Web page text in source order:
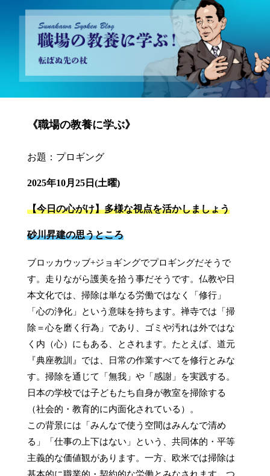
砂川昇建会長ブログ 職場の教養に学ぶ！～転ばぬ先の杖～
《職場の教養に学ぶ》
お題：プロギング
2025年10月25日(土曜)
【今日の心がけ】多様な視点を活かしましょう
砂川昇建の思うところ
ブロッカウッブ+ジョギングでプロギングだそうで
す。走りながら護美を拾う事だそうです。仏教や日
本文化では、掃除は単なる労働ではなく「修行」
「心の浄化」という意味を持ちます。禅寺では「掃
除＝心を磨く行為」であり、ゴミや汚れは外ではな
く内（心）にもある、とされます。たとえば、道元
『典座教訓』では、日常の作業すべてを修行とみな
す。掃除を通じて「無我」や「感謝」を実践する。
日本の学校では子どもたち自身が教室を掃除する
（社会的・教育的に内面化されている）。
この背景には「みんなで使う空間はみんなで清め
る」「仕事の上下はない」という、共同体的・平等
主義的な価値観があります。一方、欧米では掃除は